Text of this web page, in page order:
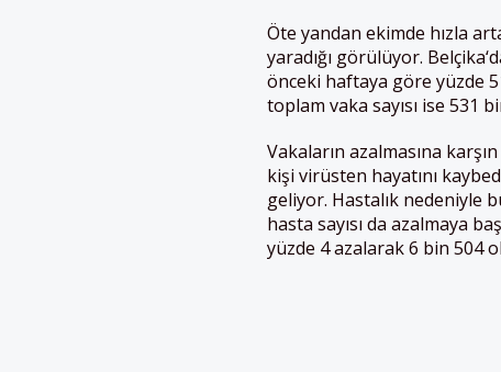
Öte yandan ekimde hızla
yaradığı görülüyor. Belçika
önceki haftaya göre yüzde
toplam vaka sayısı ise 531
Vakaların azalmasına
kişi virüsten hayatını
geliyor. Hastalık nedeniyle
hasta sayısı da azalmaya
yüzde 4 azalarak 6 bin 504